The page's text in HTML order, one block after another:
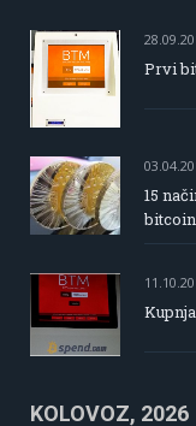
Prvi
15
KOLOVOZ, 2026